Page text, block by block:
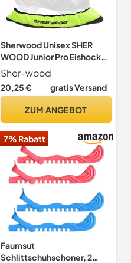
Sherwood Unisex SHER
WOOD Junior Pro Eishockey
elastische Kufenstr mpfe f r
Kinder Eishockey
Schlittschuhe 2, limone,
Sher-wood
20,25 € gratis Versand
ZUM ANGEBOT
7% Rabatt
Faumsut
Schlittschuhschoner, 2